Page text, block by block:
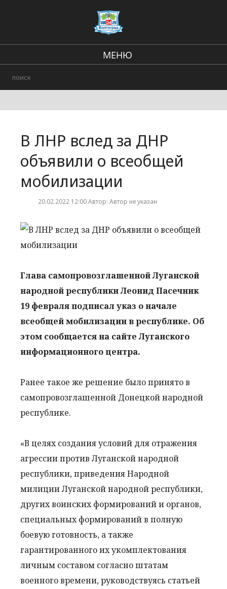
МЕНЮ
Происшествия
В ЛНР вслед за ДНР
объявили о всеобщей
мобилизации
20.02.2022 12:00 Автор: Автор не указан
Глава самопровозглашенной Луганской
народной республики Леонид Пасечник
19 февраля подписал указ о начале
всеобщей мобилизации в республике. Об
этом сообщается на сайте Луганского
информационного центра.
Ранее такое же решение было принято в
самопровозглашенной Донецкой народной
республике.
«В целях создания условий для отражения
агрессии против Луганской народной
республики, приведения Народной
милиции Луганской народной республики,
других воинских формирований и органов,
специальных формирований в полную
боевую готовность, а также
гарантированного их укомплектования
личным составом согласно штатам
военного времени, руководствуясь статьей